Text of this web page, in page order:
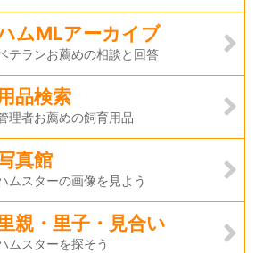
ムMLアーカイブ
テランお薦めの相談と回答
品検索
理者お薦めの飼育用品
真館
ムスターの画像を見よう
親・里子・見合い
ムスターを探そう